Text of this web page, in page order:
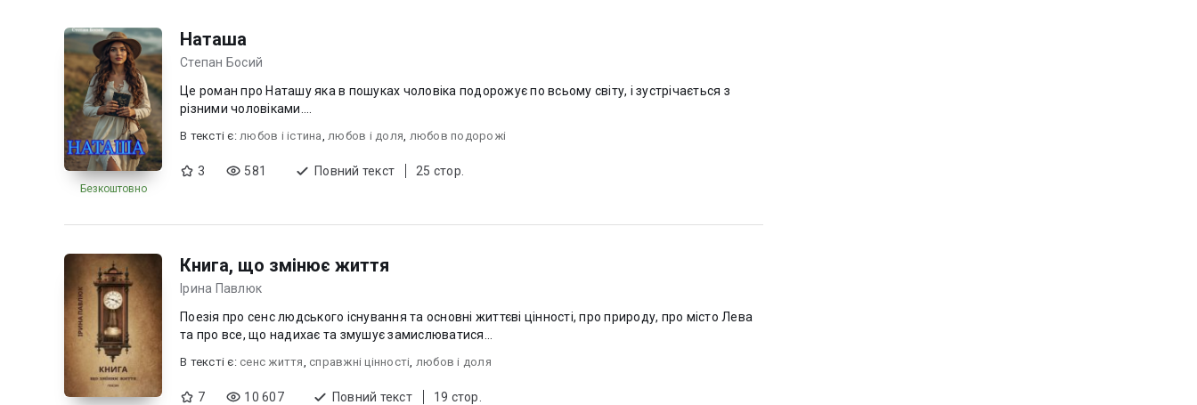
Безкоштовно
Наташа
Степан Босий
Це роман про Наташу яка в пошуках чоловіка подорожує по всьому світу, і зустрічається з
різними чоловіками....
В текcті є: любов і істина, любов i доля, любов подорожі
3 581 Повний текст 25 стор.
Книга, що змінює життя
Ірина Павлюк
Поезія про сенс людського існування та основні життєві цінності, про природу, про місто Лева
та про все, що надихає та змушує замислюватися...
В текcті є: сенс життя, справжні цінності, любов i доля
7 10 607 Повний текст 19 стор.